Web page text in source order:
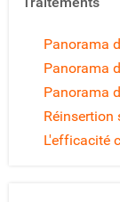
Panorama
Panorama
Panorama
Réinsertion
L'efficacité